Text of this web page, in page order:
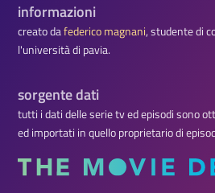
informazioni
creato dafederico magnani, studente di
l'università di pavia.
sorgente dati
tutti i dati delle serie tv ed episodi sono
ed importati in quello proprietario di